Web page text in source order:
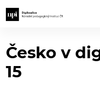
Česko v
15